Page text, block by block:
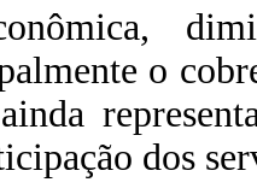
o
dos